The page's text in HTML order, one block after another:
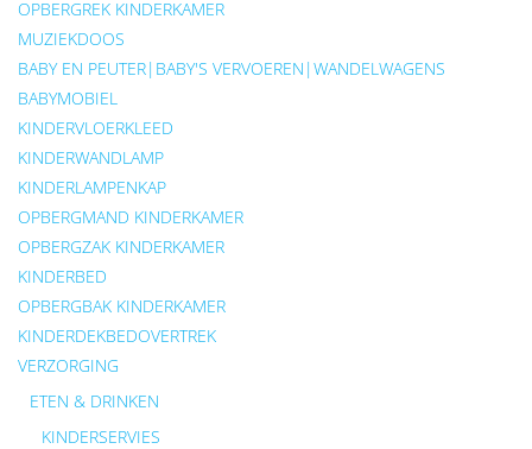
OPBERGREK KINDERKAMER
MUZIEKDOOS
BABY EN PEUTER|BABY'S VERVOEREN|WANDELWAGENS
BABYMOBIEL
KINDERVLOERKLEED
KINDERWANDLAMP
KINDERLAMPENKAP
OPBERGMAND KINDERKAMER
OPBERGZAK KINDERKAMER
KINDERBED
OPBERGBAK KINDERKAMER
KINDERDEKBEDOVERTREK
VERZORGING
ETEN & DRINKEN
KINDERSERVIES